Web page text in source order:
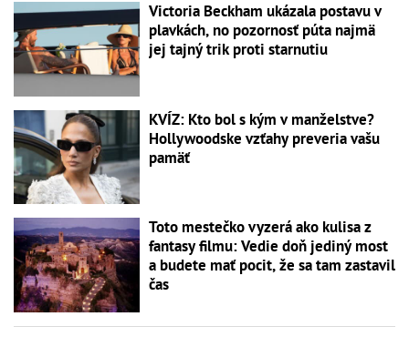
Victoria Beckham ukázala postavu v
plavkách, no pozornosť púta najmä
jej tajný trik proti starnutiu
KVÍZ: Kto bol s kým v manželstve?
Hollywoodske vzťahy preveria vašu
pamäť
Toto mestečko vyzerá ako kulisa z
fantasy filmu: Vedie doň jediný most
a budete mať pocit, že sa tam zastavil
čas